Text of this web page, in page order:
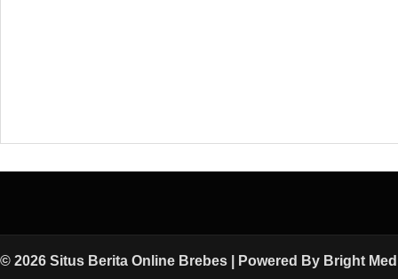
© 2026 Situs Berita Online Brebes | Powered By Bright